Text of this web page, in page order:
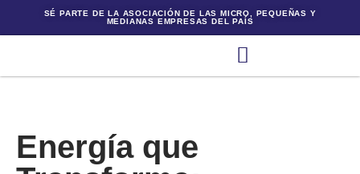
SÉ PARTE DE LA ASOCIACIÓN DE LAS MICRO, PEQUEÑAS Y
MEDIANAS EMPRESAS DEL PAÍS
Energía que